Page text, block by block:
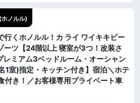
ノルル)
くホノルル！カ ライ ワイキキビー
ーツ【24階以上 寝室が3つ！改装さ
ミアム3ベッドルーム・オーシャン
1室)指定・キッチン付き】宿泊＼ホテ
付き！／お客様専用プライベート車